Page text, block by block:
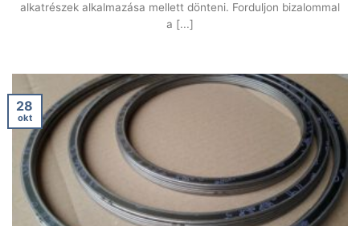
alkatrészek alkalmazása mellett dönteni. Forduljon bizalommal
a [...]
28
okt